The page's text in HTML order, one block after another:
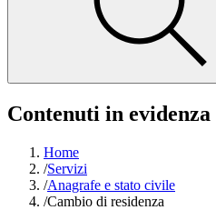
Contenuti in evidenza
Home
/Servizi
/Anagrafe e stato civile
/Cambio di residenza